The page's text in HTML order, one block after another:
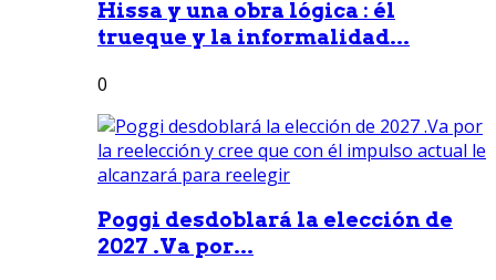
Hissa y una obra lógica : él
trueque y la informalidad...
0
Poggi desdoblará la elección de
2027 .Va por...